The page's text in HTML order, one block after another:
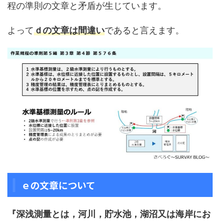
程の準則の文章と矛盾が生じています。
よってｄの文章は間違いであると言えます。
ｅの文章について
『深浅測量とは，河川，貯水池，湖沼又は海岸にお